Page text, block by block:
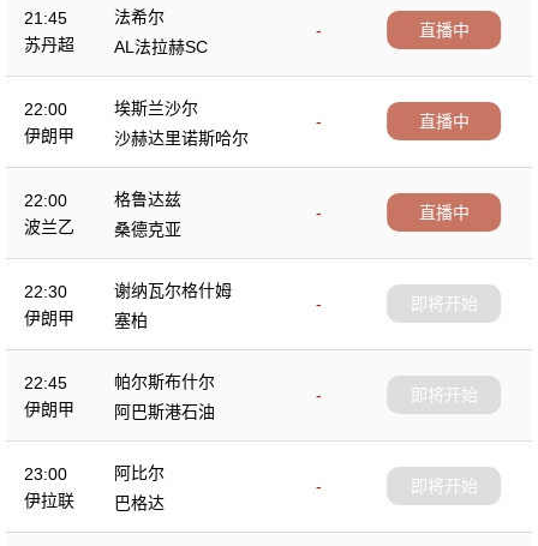
21:45
苏丹超
法希尔
-
AL法拉赫SC
直播中
22:00
伊朗甲
埃斯兰沙尔
-
沙赫达里诺斯哈尔
直播中
22:00
波兰乙
格鲁达兹
-
桑德克亚
直播中
22:30
伊朗甲
谢纳瓦尔格什姆
-
塞柏
即将开始
22:45
伊朗甲
帕尔斯布什尔
-
阿巴斯港石油
即将开始
23:00
伊拉联
阿比尔
-
巴格达
即将开始